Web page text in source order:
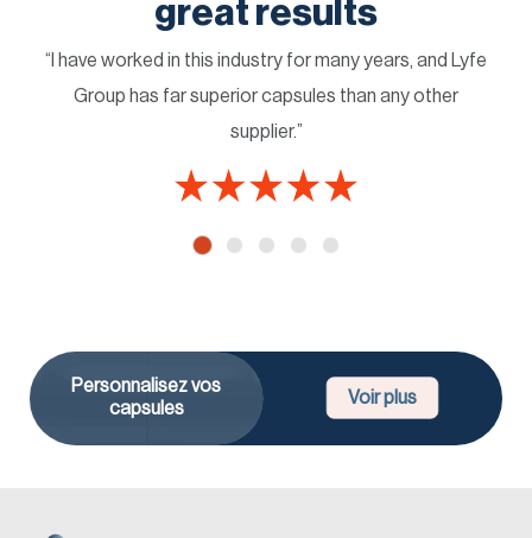
great results
“I have worked in this industry for many years, and Lyfe
Group has far superior capsules than any other
supplier.”
Personnalisez vos
capsules
Voir plus